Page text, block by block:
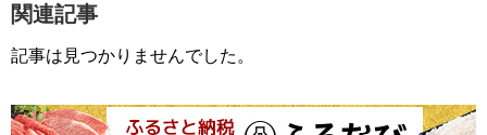
関連記事
記事は見つかりませんでした。